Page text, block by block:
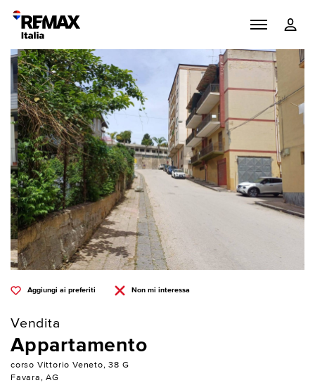
Aggiungi ai preferiti Non mi interessa
Vendita
Appartamento
corso Vittorio Veneto, 38 G
Favara, AG